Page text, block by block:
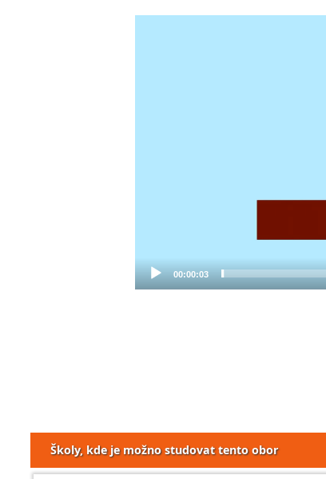
00:00:03
Školy, kde je možno studovat tento obor